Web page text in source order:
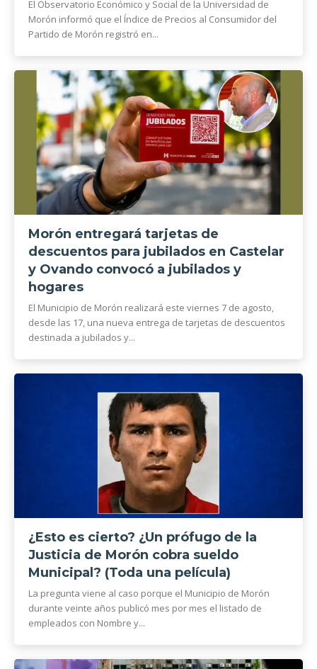
El Observatorio Económico y Social de la Universidad de
Morón informó que el Índice de Precios al Consumidor del
Partido de Morón registró en...
Morón entregará tarjetas de
descuentos para jubilados en Castelar
y Ovando convocó a jubilados y
hogares
El Municipio de Morón realizará este viernes 7 de agosto,
desde las 17, una nueva entrega de tarjetas de descuentos
destinada a jubilados y...
¿Esto es cierto? ¿Un prófugo de la
Justicia de Morón cobra sueldo
Municipal? (Toda una película)
La pregunta viene al caso porque el Municipio de Morón
durante veinte años publicó mes por mes el listado de
empleados con Nombre y...